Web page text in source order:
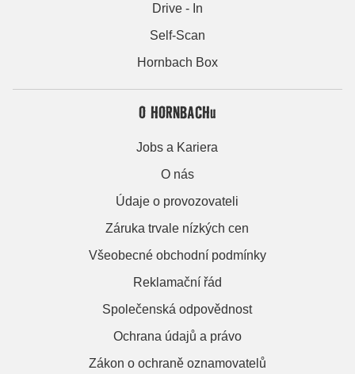
Drive - In
Self-Scan
Hornbach Box
O HORNBACHu
Jobs a Kariera
O nás
Údaje o provozovateli
Záruka trvale nízkých cen
Všeobecné obchodní podmínky
Reklamační řád
Společenská odpovědnost
Ochrana údajů a právo
Zákon o ochraně oznamovatelů